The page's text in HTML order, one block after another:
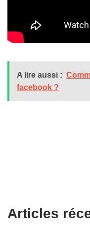
A lire aussi :
facebook ?
Articles